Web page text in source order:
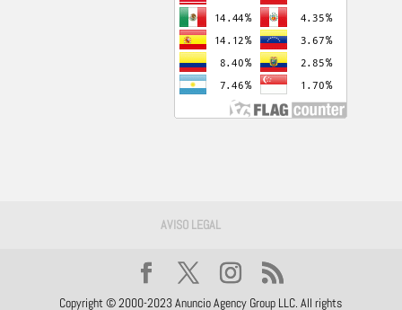
AVISO LEGAL
Copyright © 2000-2023 Anuncio Agency Group LLC. All rights